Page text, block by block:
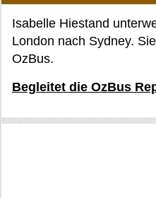
Isabelle Hiestand
London nach Sydney.
OzBus.
Begleitet die OzBus